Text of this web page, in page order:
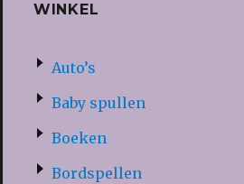
WINKEL
Auto’s
Baby spullen
Boeken
Bordspellen